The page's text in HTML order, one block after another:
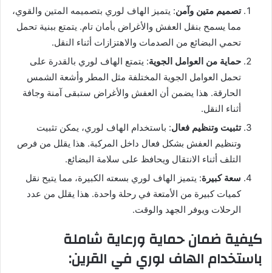
تصميم متين وآمن: يتميز الهاف لوري بتصميمه المتين والقوي،
مما يسمح بنقل العفش والأغراض بأمان تام. يتمتع ببنية تحمل
تحمي البضائع من الصدمات والاهتزازات أثناء النقل.
حماية من العوامل الجوية: يتمتع الهاف لوري بالقدرة على
تحمل العوامل الجوية المختلفة مثل المطر وأشعة الشمس
الحارقة. هذا يضمن أن العفش والأغراض ستبقى آمنة وجافة
أثناء النقل.
تثبيت وتنظيم فعال: باستخدام الهاف لوري، يمكن تثبيت
وتنظيم العفش بشكل فعال داخل المركبة. هذا يقلل من فرص
التلف أثناء الانتقال ويحافظ على سلامة البضائع.
سعة كبيرة: يتميز الهاف لوري بسعته الكبيرة، مما يتيح نقل
كميات كبيرة من الأمتعة في رحلة واحدة. هذا يقلل من عدد
الرحلات ويوفر الجهد والوقت.
كيفية ضمان حماية ورعاية شاملة
باستخدام الهاف لوري في القرين: